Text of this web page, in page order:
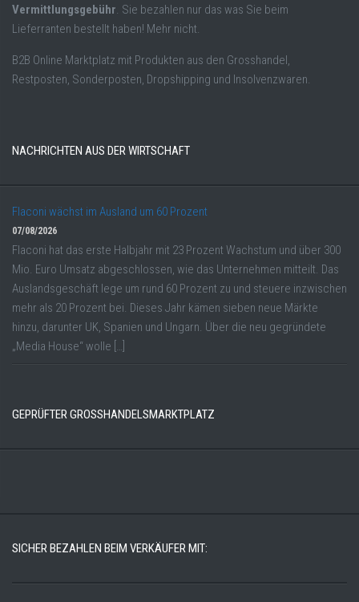
Vermittlungsgebühr. Sie bezahlen nur das was Sie beim
Lieferranten bestellt haben! Mehr nicht.
B2B Online Marktplatz mit Produkten aus den Grosshandel,
Restposten, Sonderposten, Dropshipping und Insolvenzwaren.
NACHRICHTEN AUS DER WIRTSCHAFT
Flaconi wächst im Ausland um 60 Prozent
07/08/2026
Flaconi hat das erste Halbjahr mit 23 Prozent Wachstum und über 300
Mio. Euro Umsatz abgeschlossen, wie das Unternehmen mitteilt. Das
Auslandsgeschäft lege um rund 60 Prozent zu und steuere inzwischen
mehr als 20 Prozent bei. Dieses Jahr kämen sieben neue Märkte
hinzu, darunter UK, Spanien und Ungarn. Über die neu gegründete
„Media House“ wolle […]
GEPRÜFTER GROSSHANDELSMARKTPLATZ
SICHER BEZAHLEN BEIM VERKÄUFER MIT: